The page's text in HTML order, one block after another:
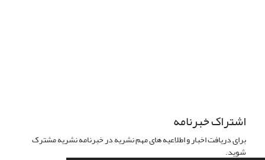
اشتراک خبرنامه
برای دریافت اخبار و اطلاعیه های مهم نشریه در خبرنامه نشریه مشترک
شوید.